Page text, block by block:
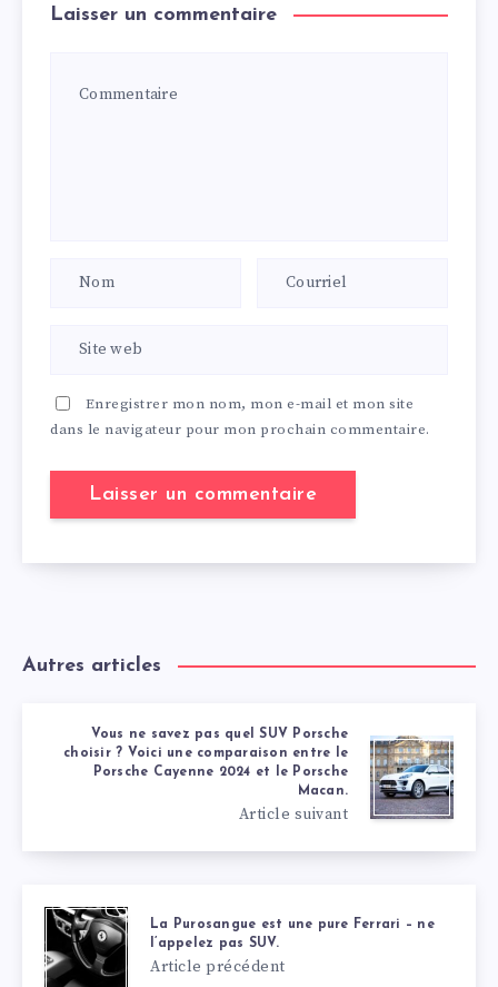
Laisser un commentaire
Enregistrer mon nom, mon e-mail et mon site
dans le navigateur pour mon prochain commentaire.
Autres articles
Vous ne savez pas quel SUV Porsche
choisir ? Voici une comparaison entre le
Porsche Cayenne 2024 et le Porsche
Macan.
Article suivant
La Purosangue est une pure Ferrari – ne
l’appelez pas SUV.
Article précédent